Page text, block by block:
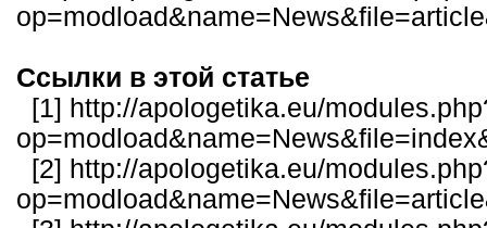
Ссылки в этой статье
[1] http://apologetika.eu/
[2] http://apologetika.eu/